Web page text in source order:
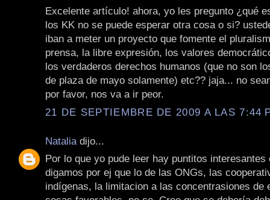
Excelente artículo! ahora, yo les pregunto ¿qué
los KK no se puede esperar otra cosa o si?
iban a meter un proyecto que fomente el
prensa, la libre expresión, los valores
los verdaderos derechos humanos (que no son
de plaza de mayo solamente) etc?? jaja... no
por favor, nos va a ir peor.
21 DE SEPTIEMBRE DE 2009 A LAS 7:44
Natalia dijo...
Por lo que yo pude leer hay puntitos interesantes
digamos por ej que lo de las ONGs, las
indígenas, la limitacion a las concentrasiones de